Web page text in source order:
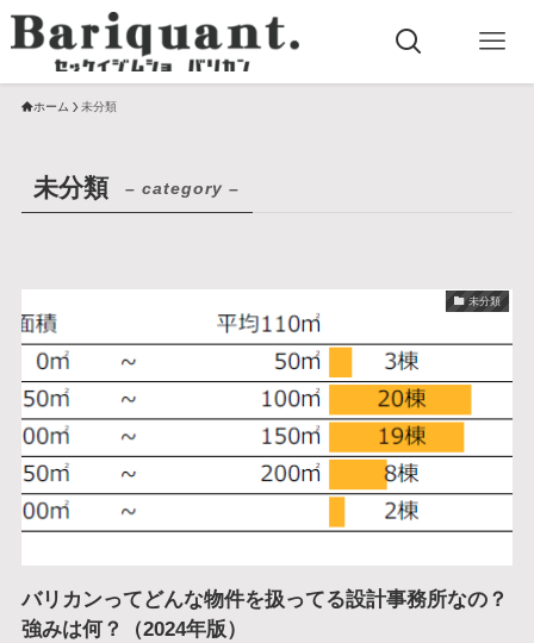
ホーム 未分類
未分類 – category –
未分類
バリカンってどんな物件を扱ってる設計事務所なの？
強みは何？（2024年版）